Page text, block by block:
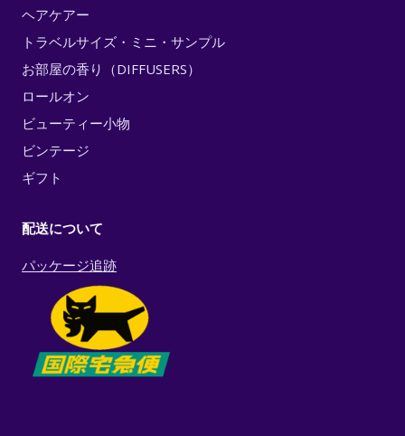
ヘアケアー
トラベルサイズ・ミニ・サンプル
お部屋の香り（DIFFUSERS）
ロールオン
ビューティー小物
ビンテージ
ギフト
配送について
パッケージ追跡